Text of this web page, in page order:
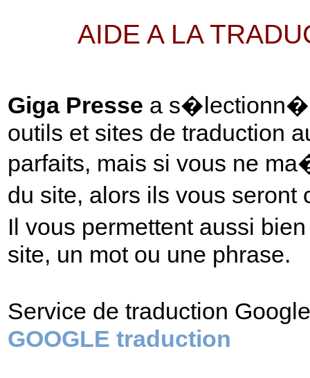
AIDE A LA
Giga Presse a s�lectionn�
outils et sites de traduction
parfaits, mais si vous ne
du site, alors ils vous
Il vous permettent aussi
site, un mot ou une phrase.
Service de traduction
GOOGLE traduction